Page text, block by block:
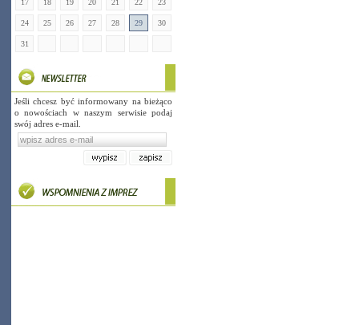
17 18 19 20 21 22 23
24 25 26 27 28 29 30
31
Jeśli chcesz być informowany na bieżąco
o nowościach w naszym serwisie podaj
swój adres e-mail.